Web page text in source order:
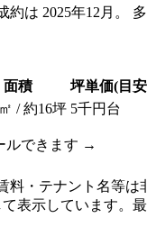
約は 2025年12月 。
面積 坪単価(目
/ 約16坪 5千円台
ルできます →
料・テナント名等は
表示しています。